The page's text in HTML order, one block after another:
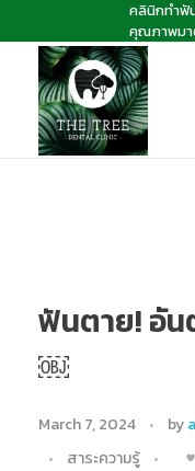
คลินิกทำฟั
คุณภาพมา
ฟันตาย! อัน
￼
March 7, 2024 by
สาระความรู้